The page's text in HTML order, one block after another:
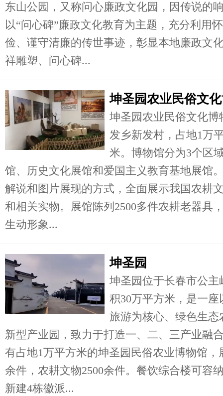
东山公园，又称问心廉政文化园，因传说的
以“问心碑”廉政文化教育为主题，充分利用
俭、谨守清廉的传世事迹，彰显本地廉政文
祥雕塑、问心碑...
坤圣园农业民俗文
坤圣园农业民俗文化
发乡新发村，占地1万
米。博物馆分为3个区
馆、历史文化展馆和爱国主义教育基地展馆
解说和图片展现的方式，全面展示我国农耕
和相关实物。展馆陈列2500多件农耕老器具
生动形象...
坤圣园
坤圣园位于长春市公
积30万平方米，是一
旅游为核心、绿色生
新型产业园，致力于打造一、二、三产业融
有占地1万平方米的坤圣园民俗农业博物馆，
余件，农耕文物2500余件。餐饮综合楼可容
新建4栋徽派...